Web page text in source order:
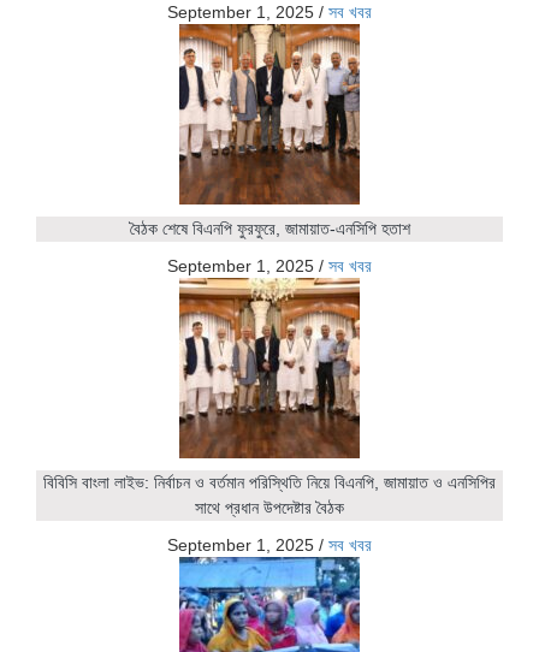
September 1, 2025 / সব খবর
বৈঠক শেষে বিএনপি ফুরফুরে, জামায়াত-এনসিপি হতাশ
September 1, 2025 / সব খবর
বিবিসি বাংলা লাইভ: নির্বাচন ও বর্তমান পরিস্থিতি নিয়ে বিএনপি, জামায়াত ও এনসিপির
সাথে প্রধান উপদেষ্টার বৈঠক
September 1, 2025 / সব খবর